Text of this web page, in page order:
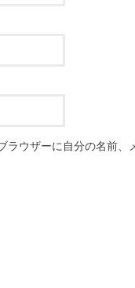
ラウザーに自分の名前、